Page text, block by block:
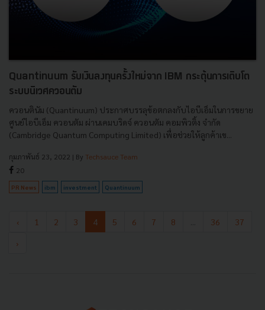
Quantinuum รับเงินลงทุนครั้งใหม่จาก IBM กระตุ้นการเติบโต
ระบบนิเวศควอนตัม
ควอนตินัม (Quantinuum) ประกาศบรรลุข้อตกลงกับไอบีเอ็มในการขยาย
ศูนย์ไอบีเอ็ม ควอนตัม ผ่านเคมบริดจ์ ควอนตัม คอมพิวติ้ง จำกัด
(Cambridge Quantum Computing Limited) เพื่อช่วยให้ลูกค้าเข...
กุมภาพันธ์ 23, 2022 | By Techsauce Team
20
PR News ibm investment Quantinuum
‹ 1 2 3 4 5 6 7 8 36
37
›